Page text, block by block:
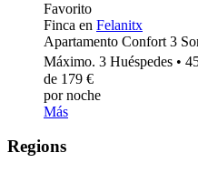
Favorito
Finca en Felanitx
Apartamento Confort 3
Máximo. 3 Huéspedes •
de 179 €
por noche
Más
Regions